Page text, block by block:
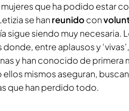
que ha podido estar
se han reunido con
sigue siendo muy necesaria.
donde, entre aplausos y
y han conocido de primera
mismos aseguran,
que han perdido todo.